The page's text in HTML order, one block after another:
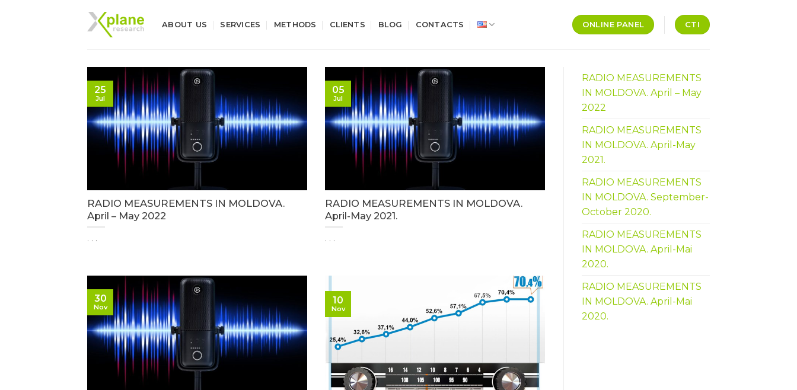
ABOUT US SERVICES METHODS CLIENTS BLOG CONTACTS ONLINE PANEL CTI
RADIO MEASUREMENTS IN MOLDOVA.
April – May 2022
. . .
25
Jul
RADIO MEASUREMENTS IN MOLDOVA.
April-May 2021.
. . .
05
Jul
30
Nov
10
Nov
RADIO MEASUREMENTS
IN MOLDOVA. April – May
2022
RADIO MEASUREMENTS
IN MOLDOVA. April-May
2021.
RADIO MEASUREMENTS
IN MOLDOVA. September-
October 2020.
RADIO MEASUREMENTS
IN MOLDOVA. April-Mai
2020.
RADIO MEASUREMENTS
IN MOLDOVA. April-Mai
2020.